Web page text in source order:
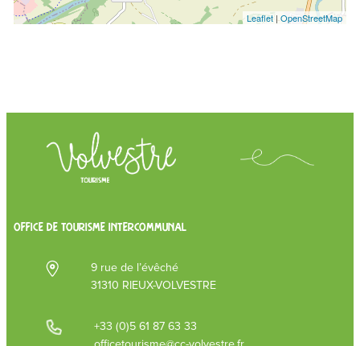
Leaflet |OpenStreetMap
OFFICE DE TOURISME INTERCOMMUNAL
9 rue de l’évêché
31310 RIEUX-VOLVESTRE
+33 (0)5 61 87 63 33